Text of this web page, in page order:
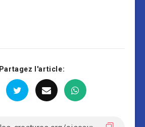
Partagez l'article: